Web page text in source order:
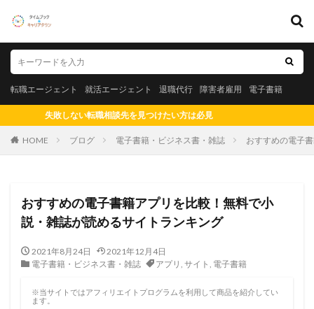
転職エージェント 就活エージェント 退職代行 障害者雇用 電子書籍
ない転職相談先を見つけたい方は必見
HOME ブログ 電子書籍・ビジネス書・雑誌 おすすめの電子
おすすめの電子書籍アプリを比較！無料で小
説・雑誌が読めるサイトランキング
2021年8月24日
2021年12月4日
電子書籍・ビジネス書・雑誌
アプリ , サイト , 電子書籍
※当サイトではアフィリエイトプログラムを利用して商品を紹介してい
ます。
電子書籍
カテゴリー
タグ
20代 測量士 社会保険労務士 短大
知的財産
男性 漫画
福岡県
比較 正社員 東海地方
東北地方
札幌市
未経験 既卒
愛知県名古屋市